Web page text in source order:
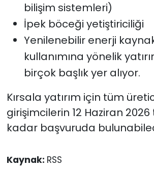
bilişim sistemleri)
İpek böceği yetiştiriciliği
Yenilenebilir enerji
kullanımına yönelik
birçok başlık yer alıyor.
Kırsala yatırım için tüm
girişimcilerin 12 Haziran
kadar başvuruda
Kaynak: RSS